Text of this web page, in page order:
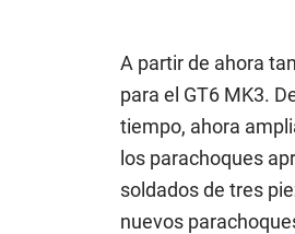
A partir de ahora
para el GT6 MK3.
tiempo, ahora
los parachoques
soldados de tres
nuevos